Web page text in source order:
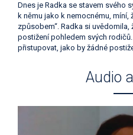
Dnes je Radka se stavem svého
k němu jako k nemocnému, míní,
způsobem“. Radka si
postižení pohledem svých
přistupovat, jako by žádné
Audio